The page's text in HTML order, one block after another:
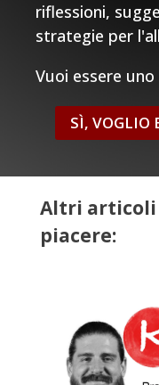
riflessioni,
strategie per
Vuoi essere uno
SÌ, VOGLIO
Altri articoli
piacere: